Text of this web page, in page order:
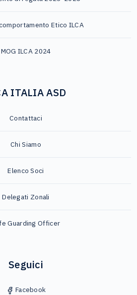
Etico ILCA
MOG ILCA 2024
ITALIA ASD
Contattaci
Chi Siamo
Elenco Soci
Delegati Zonali
Guarding Officer
Seguici
Facebook